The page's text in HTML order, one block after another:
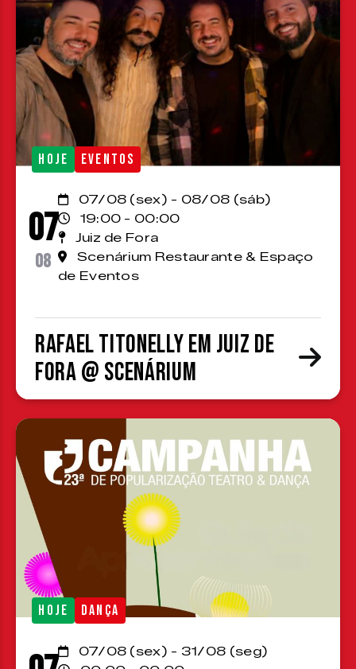
HOJE EVENTOS
07
08
07/08 (sex) - 08/08 (sáb)
19:00 - 00:00
Juiz de Fora
Scenárium Restaurante & Espaço
de Eventos
Rafael Titonelly em Juiz de
Fora @ Scenárium
HOJE DANÇA
07/08 (sex) - 31/08 (seg)